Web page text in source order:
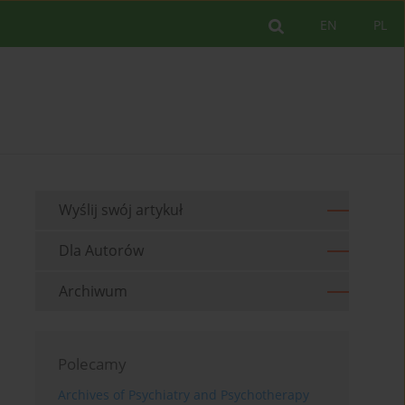
PL
EN
Wyślij swój artykuł
Dla Autorów
Archiwum
Polecamy
Archives of Psychiatry and Psychotherapy